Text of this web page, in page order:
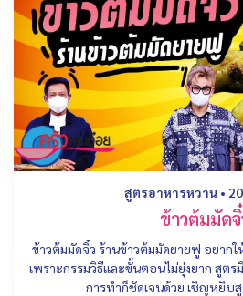
สูตรอาหารหวาน •
ข้าวต้มมัดจิ๋
ข้าวต้มมัดจิ๋ว ร้านข้าวต้มมัดยายฟู อยาก
เพราะกรรมวิธีและขั้นตอนไม่ยุ่งยาก สูต
การทำก็ชัดเจนด้วย เชิญหยิบสู